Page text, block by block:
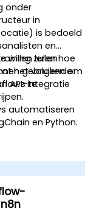
onder
in
is bedoeld
en
willen leren hoe
gebruiken om
te
zullen
het volgende:
API-integratie
automatiseren
en Python.
van efficiënte
creëren en
van API’s
van